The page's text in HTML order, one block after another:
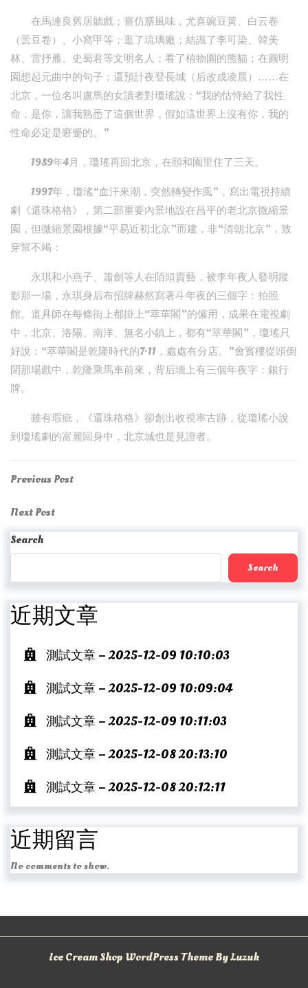
在馬連良舊居聽戲；嘗仿膳風味，尤喜豌豆黃、白云卷
（蕓豆卷）、小窩甲等；逛了琉璃廠；結識了李可染、韓美
林、雷抒雁、史蜀君等文明名人；看了植物園的熊貓；在圓明
園想起元曲中的句子；還預計夜登長城（后改成凌晨）……在
北京，一位名叫盧馬的女讀者對瓊瑤說：“我的怙恃給了我性
命，是你，讓我熟悉了這個世界，假如這世界上沒有你，我的
性命必定是窘蹙的。”
1989年4月，瓊瑤再回北京，在頤和園里住了三天。
1997年，瓊瑤“血汗來潮，突然轉變作風”，寫出電視持續
劇《還珠格格》，第二部重要內景地設在昌平的老北京微縮景
園，但微縮景園根據“平易近初北京”而建，非“清朝北京”，致
穿幫不竭：
永琪和小燕子、簫劍等人在陌頭賣藝，被李年夜人發明蹤
影那一場，永琪身后布招牌赫然寫著斗年夜的三個字：拍照
館。道具師在每條街上都掛上“萃華閣”的僱用，成果在電視劇
中，北京、洛陽、南洋、無名小鎮上，都有“萃華閣”，瓊瑤只
好說：“萃華閣是乾隆時代的7·11，處處有分店。”會賓樓從頭倒
閉那場戲中，乾隆乘馬車前來，背后墻上有三個年夜字：銀行
牌。
雖有瑕疵，《還珠格格》卻創出收視率古跡，從瓊瑤小說
到瓊瑤劇的富麗回身中，北京城也是見證者。
Post
navigation
Previous
Previous Post
Next
Post
Next Post
Search
Search
近期文章
測試文章 – 2025-12-09 10:10:03
測試文章 – 2025-12-09 10:09:04
測試文章 – 2025-12-09 10:11:03
測試文章 – 2025-12-08 20:13:10
測試文章 – 2025-12-08 20:12:11
近期留言
No comments to show.
Ice Cream Shop WordPress Theme By Luzuk